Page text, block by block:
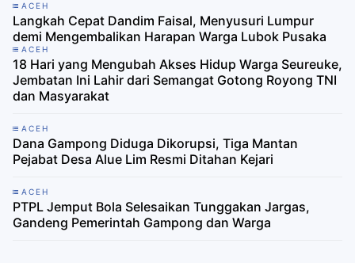
ACEH
Langkah Cepat Dandim Faisal, Menyusuri Lumpur
demi Mengembalikan Harapan Warga Lubok Pusaka
ACEH
18 Hari yang Mengubah Akses Hidup Warga Seureuke,
Jembatan Ini Lahir dari Semangat Gotong Royong TNI
dan Masyarakat
ACEH
Dana Gampong Diduga Dikorupsi, Tiga Mantan
Pejabat Desa Alue Lim Resmi Ditahan Kejari
ACEH
PTPL Jemput Bola Selesaikan Tunggakan Jargas,
Gandeng Pemerintah Gampong dan Warga